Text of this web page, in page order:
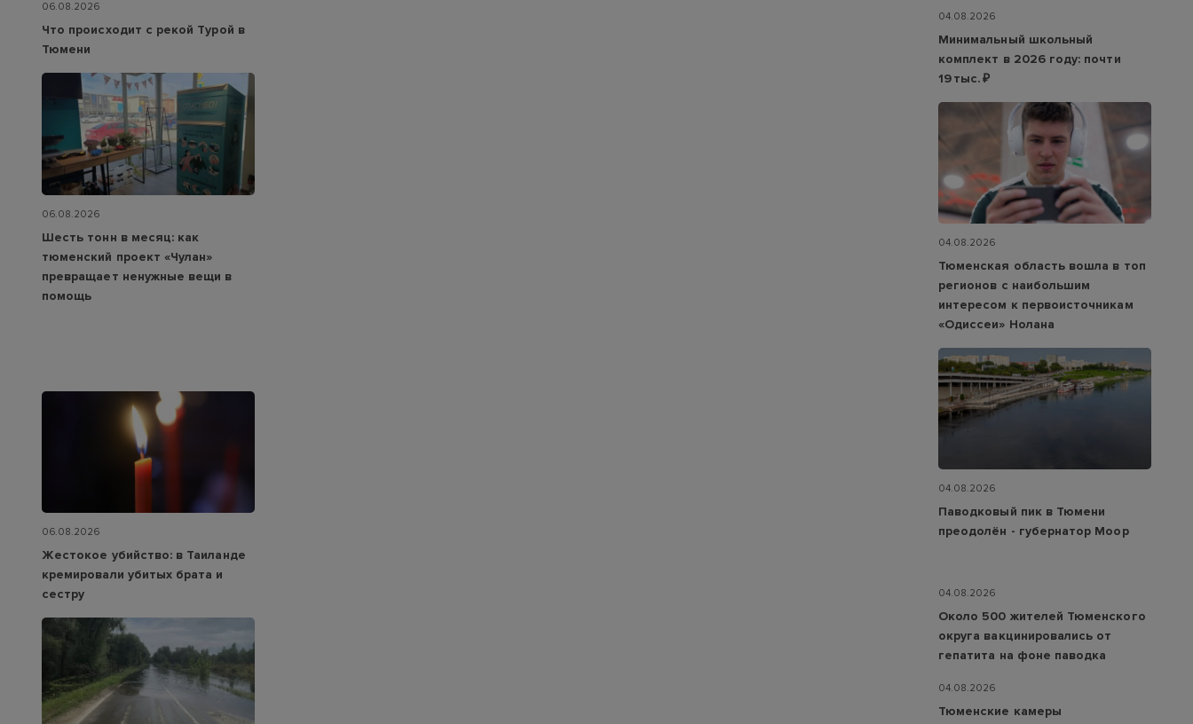
06.08.2026
Что происходит с рекой Турой в
Тюмени
06.08.2026
Шесть тонн в месяц: как
тюменский проект «Чулан»
превращает ненужные вещи в
помощь
06.08.2026
Жестокое убийство: в Таиланде
кремировали убитых брата и
сестру
04.08.2026
Минимальный школьный
комплект в 2026 году: почти
19 тыс. ₽
04.08.2026
Тюменская область вошла в топ
регионов с наибольшим
интересом к первоисточникам
«Одиссеи» Нолана
04.08.2026
Паводковый пик в Тюмени
преодолён - губернатор Моор
04.08.2026
Около 500 жителей Тюменского
округа вакцинировались от
гепатита на фоне паводка
04.08.2026
Тюменские камеры